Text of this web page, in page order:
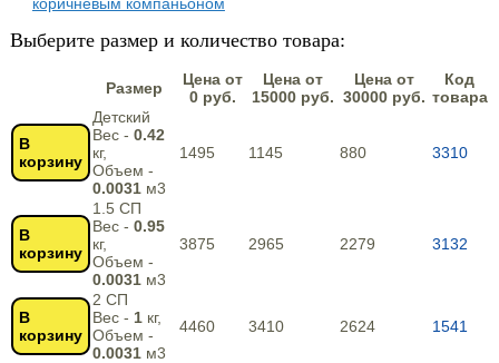
Выберите размер и количество товара:
Размер
Цена от
0 руб.
Цена от
15000 руб.
Цена от
30000 руб.
Код
товара
В
корзину
Детский
Вес - 0.42
кг,
Объем -
0.0031м3
1495 1145 880 3310
В
корзину
1.5 СП
Вес - 0.95
кг,
Объем -
0.0031м3
3875 2965 2279 3132
В
корзину
2 СП
Вес - 1кг,
Объем -
0.0031м3
4460 3410 2624 1541